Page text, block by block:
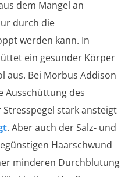
dem Mangel an
durch die
werden kann. In
ein gesunder Körper
aus. Bei Morbus Addison
Ausschüttung des
stark ansteigt
. Aber auch der Salz- und
Haarschwund
minderen Durchblutung